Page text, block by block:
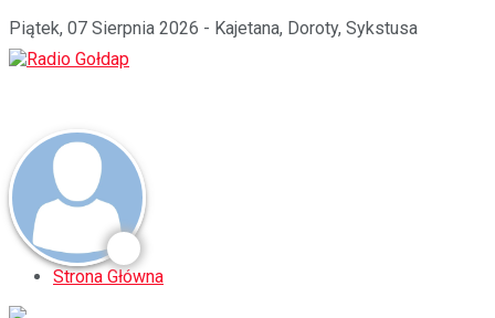
Piątek, 07 Sierpnia 2026 - Kajetana, Doroty, Sykstusa
Strona Główna